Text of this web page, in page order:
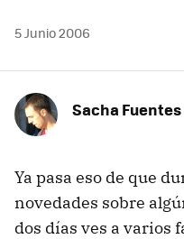
5 Junio 2006
Sacha Fuentes
Ya pasa eso de que
novedades sobre
dos días ves a varios